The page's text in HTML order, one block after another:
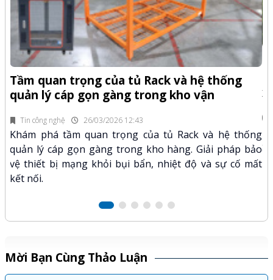
Tin công nghệ 26/03/2026 12:43
Tầm quan trọng của tủ Rack và hệ thống
quản lý cáp gọn gàng trong kho vận
Khám phá tầm quan trọng của tủ Rack và hệ thống
quản lý cáp gọn gàng trong kho hàng. Giải pháp bảo
vệ thiết bị mạng khỏi bụi bẩn, nhiệt độ và sự cố mất
kết nối.
Mời Bạn Cùng Thảo Luận